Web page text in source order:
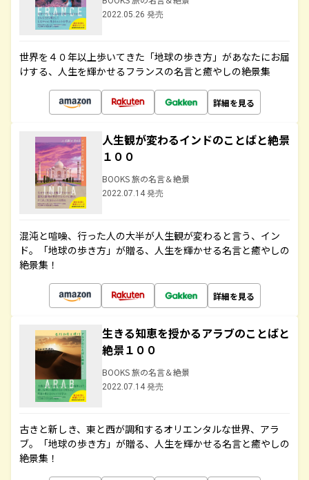
2022.05.26 発売
世界を４０年以上歩いてきた「地球の歩き方」があなたにお届
けする、人生を輝かせるフランスの名言と癒やしの絶景集
詳細を見る
人生観が変わるインドのことばと絶景
１００
BOOKS 旅の名言＆絶景
2022.07.14 発売
混沌と喧噪、行った人の大半が人生観が変わると言う、イン
ド。「地球の歩き方」が贈る、人生を輝かせる名言と癒やしの
絶景集！
詳細を見る
生きる知恵を授かるアラブのことばと
絶景１００
BOOKS 旅の名言＆絶景
2022.07.14 発売
古きと新しき、東と西が調和するオリエンタルな世界、アラ
ブ。「地球の歩き方」が贈る、人生を輝かせる名言と癒やしの
絶景集！